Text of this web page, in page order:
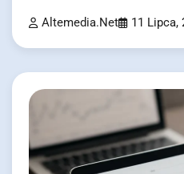
Altemedia.net 11 Lipca,